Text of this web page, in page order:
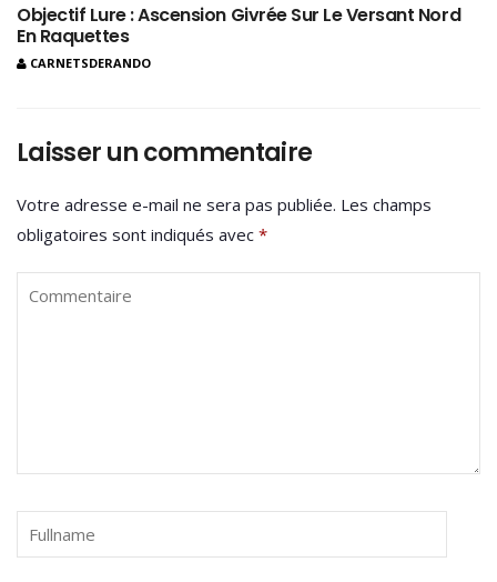
Objectif Lure : Ascension Givrée Sur Le Versant Nord
En Raquettes
CARNETSDERANDO
Laisser un commentaire
Votre adresse e-mail ne sera pas publiée. Les champs
obligatoires sont indiqués avec *